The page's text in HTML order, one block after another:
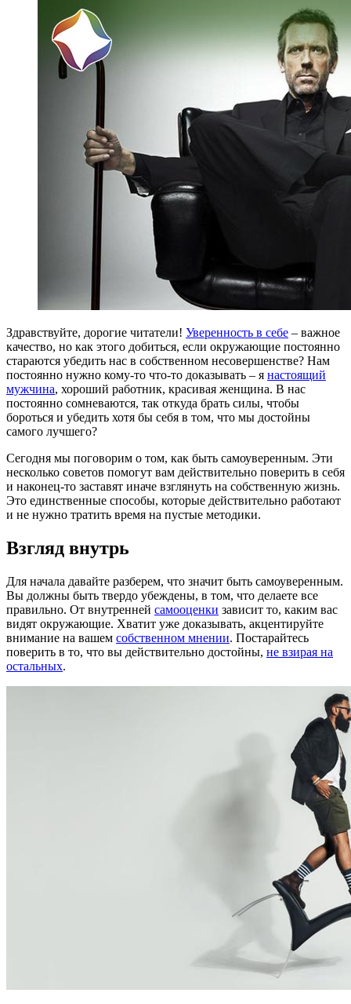
Здравствуйте, дорогие читатели! Уверенность в себе – важное
качество, но как этого добиться, если окружающие постоянно
стараются убедить нас в собственном несовершенстве? Нам
постоянно нужно кому-то что-то доказывать – я настоящий
мужчина, хороший работник, красивая женщина. В нас
постоянно сомневаются, так откуда брать силы, чтобы
бороться и убедить хотя бы себя в том, что мы достойны
самого лучшего?
Сегодня мы поговорим о том, как быть самоуверенным. Эти
несколько советов помогут вам действительно поверить в себя
и наконец-то заставят иначе взглянуть на собственную жизнь.
Это единственные способы, которые действительно работают
и не нужно тратить время на пустые методики.
Взгляд внутрь
Для начала давайте разберем, что значит быть самоуверенным.
Вы должны быть твердо убеждены, в том, что делаете все
правильно. От внутренней самооценки зависит то, каким вас
видят окружающие. Хватит уже доказывать, акцентируйте
внимание на вашем собственном мнении. Постарайтесь
поверить в то, что вы действительно достойны, не взирая на
остальных.